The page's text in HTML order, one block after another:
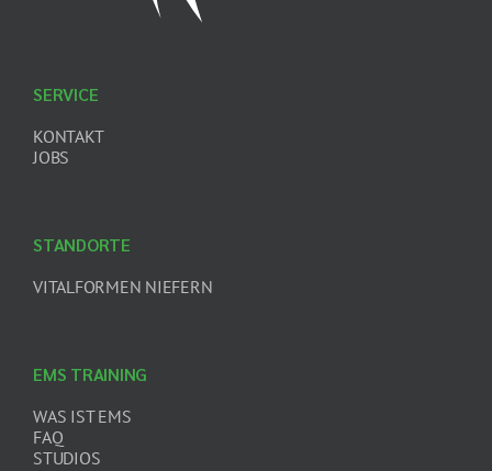
EMS TRAINING
WAS IST EMS
FAQ
STUDIOS
SERVICE
KONTAKT
JOBS
STANDORTE
VITALFORMEN NIEFERN